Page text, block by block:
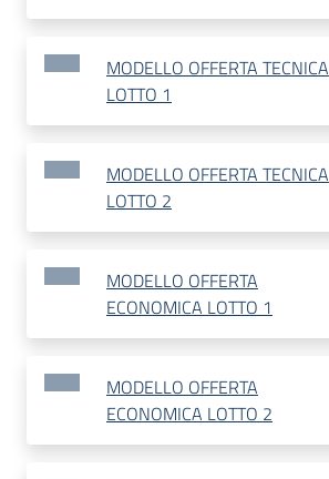
MODELLO OFFERTA TECNICA
LOTTO 1
MODELLO OFFERTA TECNICA
LOTTO 2
MODELLO OFFERTA
ECONOMICA LOTTO 1
MODELLO OFFERTA
ECONOMICA LOTTO 2